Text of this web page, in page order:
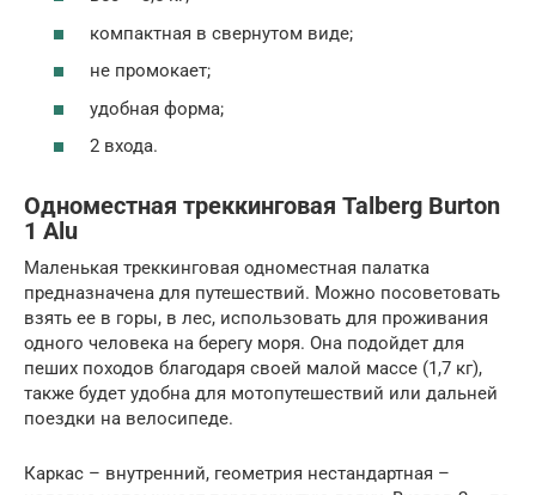
компактная в свернутом виде;
не промокает;
удобная форма;
2 входа.
Одноместная треккинговая Talberg Burton
1 Alu
Маленькая треккинговая одноместная палатка
предназначена для путешествий. Можно посоветовать
взять ее в горы, в лес, использовать для проживания
одного человека на берегу моря. Она подойдет для
пеших походов благодаря своей малой массе (1,7 кг),
также будет удобна для мотопутешествий или дальней
поездки на велосипеде.
Каркас – внутренний, геометрия нестандартная –